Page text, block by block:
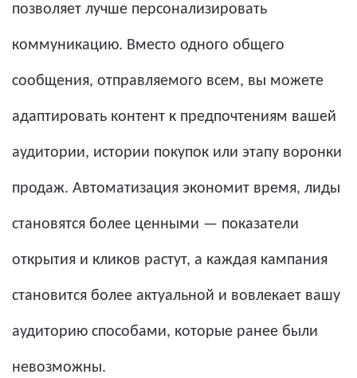
позволяет лучше персонализировать
коммуникацию. Вместо одного общего
сообщения, отправляемого всем, вы можете
адаптировать контент к предпочтениям вашей
аудитории, истории покупок или этапу воронки
продаж. Автоматизация экономит время, лиды
становятся более ценными — показатели
открытия и кликов растут, а каждая кампания
становится более актуальной и вовлекает вашу
аудиторию способами, которые ранее были
невозможны.